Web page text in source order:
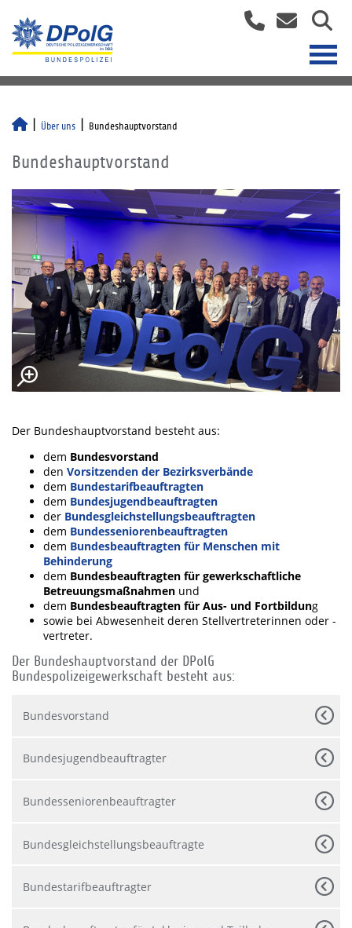
Über uns Bundeshauptvorstand
Bundeshauptvorstand
Der Bundeshauptvorstand besteht aus:
dem Bundesvorstand
den Vorsitzenden der Bezirksverbände
dem Bundestarifbeauftragten
dem Bundesjugendbeauftragten
der Bundesgleichstellungsbeauftragten
dem Bundesseniorenbeauftragten
dem Bundesbeauftragten für Menschen mit
Behinderung
dem Bundesbeauftragten für gewerkschaftliche
Betreuungsmaßnahmen und
dem Bundesbeauftragten für Aus- und Fortbildung
sowie bei Abwesenheit deren Stellvertreterinnen oder -
vertreter.
Der Bundeshauptvorstand der DPolG
Bundespolizeigewerkschaft besteht aus:
Bundesvorstand
Bundesjugendbeauftragter
Bundesseniorenbeauftragter
Bundesgleichstellungsbeauftragte
Bundestarifbeauftragter